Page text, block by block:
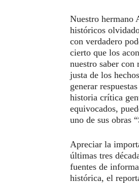
Nuestro hermano
históricos
con verdadero
cierto que los
nuestro saber con
justa de los
generar
historia crítica
equivocados,
uno de sus obras
Apreciar la
últimas tres
fuentes de
histórica, el